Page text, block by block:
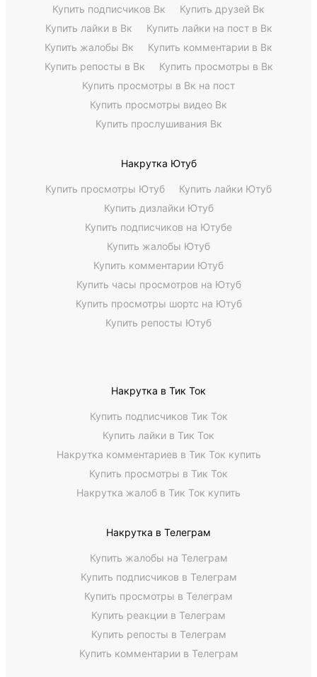
Купить подписчиков Вк
Купить друзей Вк
Купить лайки в Вк
Купить лайки на пост в Вк
Купить жалобы Вк
Купить комментарии в Вк
Купить репосты в Вк
Купить просмотры в Вк
Купить просмотры в Вк на пост
Купить просмотры видео Вк
Купить прослушивания Вк
Накрутка Ютуб
Купить просмотры Ютуб
Купить лайки Ютуб
Купить дизлайки Ютуб
Купить подписчиков на Ютубе
Купить жалобы Ютуб
Купить комментарии Ютуб
Купить часы просмотров на Ютуб
Купить просмотры шортс на Ютуб
Купить репосты Ютуб
Накрутка в Тик Ток
Купить подписчиков Тик Ток
Купить лайки в Тик Ток
Накрутка комментариев в Тик Ток купить
Купить просмотры в Тик Ток
Накрутка жалоб в Тик Ток купить
Накрутка в Телеграм
Купить жалобы на Телеграм
Купить подписчиков в Телеграм
Купить просмотры в Телеграм
Купить реакции в Телеграм
Купить репосты в Телеграм
Купить комментарии в Телеграм